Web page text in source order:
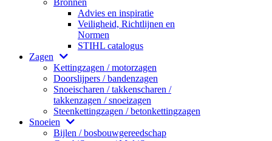
Bronnen
Advies en inspiratie
Veiligheid, Richtlijnen en
Normen
STIHL catalogus
Zagen
Kettingzagen / motorzagen
Doorslijpers / bandenzagen
Snoeischaren / takkenscharen /
takkenzagen / snoeizagen
Steenkettingzagen / betonkettingzagen
Snoeien
Bijlen / bosbouwgereedschap